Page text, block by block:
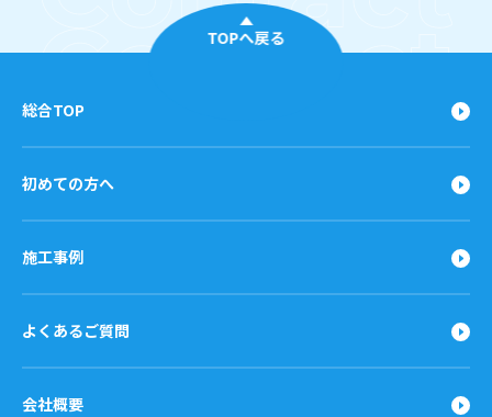
TOPへ戻る
総合TOP
初めての方へ
施工事例
よくあるご質問
会社概要